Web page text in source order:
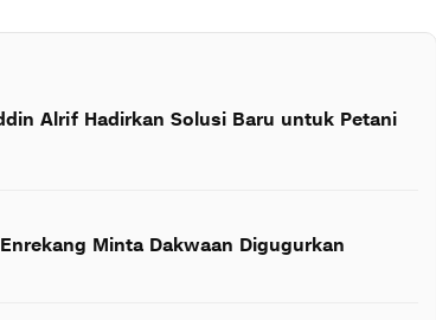
Alrif Hadirkan Solusi Baru untuk Petani
Minta Dakwaan Digugurkan